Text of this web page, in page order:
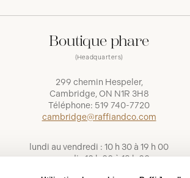
Boutique phare
(Headquarters)
299 chemin Hespeler,
Cambridge, ON N1R 3H8
Téléphone: 519 740-7720
cambridge@raffiandco.com
lundi au vendredi : 10 h 30 à 19 h 00
samedi : 10 h 00 à 18 h 00